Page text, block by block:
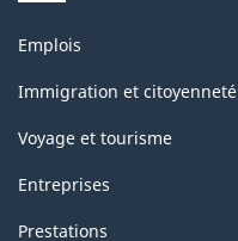
Thèmes
sujets
Emplois
Immigration et citoyenneté
Voyage et tourisme
Entreprises
Prestations